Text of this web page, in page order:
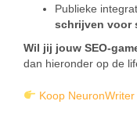
Publieke
schrijven voor
Wil jij jouw
dan hieronder op de
Koop